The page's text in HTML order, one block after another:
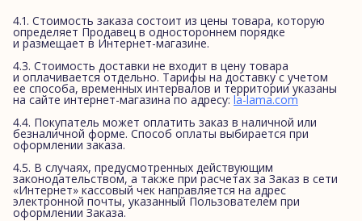
4.1. Стоимость заказа состоит из цены товара, которую
определяет Продавец в одностороннем порядке
и размещает в Интернет-магазине.
4.3. Стоимость доставки не входит в цену товара
и оплачивается отдельно. Тарифы на доставку с учетом
ее способа, временных интервалов и территории указаны
на сайте интернет-магазина по адресу: la-lama.com
4.4. Покупатель может оплатить заказ в наличной или
безналичной форме. Способ оплаты выбирается при
оформлении заказа.
4.5. В случаях, предусмотренных действующим
законодательством, а также при расчетах за Заказ в сети
«Интернет» кассовый чек направляется на адрес
электронной почты, указанный Пользователем при
оформлении Заказа.